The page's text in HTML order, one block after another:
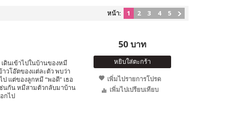
หน้า: 1 2 3 4 5
ดินเข้าไปในบ้านของหมี
วโอ๊ตของแต่ละตัว พบว่า
แต่ของลูกหมี “พอดี” เธอ
นกัน หมีสามตัวกลับมาบ้าน
กไป
50 บาท
หยิบใส่ตะกร้า
เพิ่มไปรายการโปรด
เพิ่มไปเปรียบเทียบ